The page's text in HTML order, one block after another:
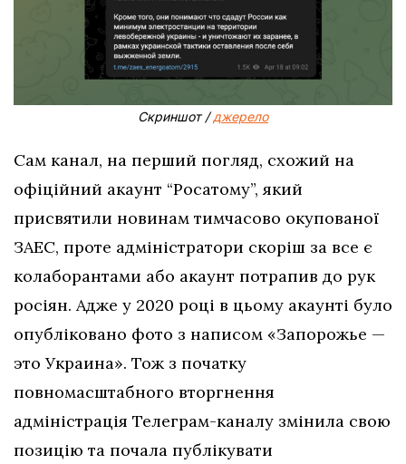
Скриншот /джерело
Сам канал, на перший погляд, схожий на
офіційний акаунт “Росатому”, який
присвятили новинам тимчасово окупованої
ЗАЕС, проте адміністратори скоріш за все є
колаборантами або акаунт потрапив до рук
росіян. Адже у 2020 році в цьому акаунті було
опубліковано фото з написом «Запорожье —
это Украина». Тож з початку
повномасштабного вторгнення
адміністрація Телеграм-каналу змінила свою
позицію та почала публікувати